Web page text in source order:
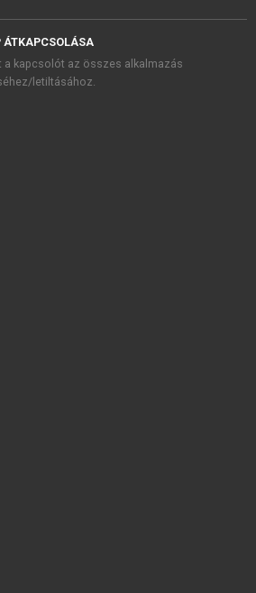
ÁTKAPCSOLÁSA
a kapcsolót az összes alkalmazás
letiltásához.